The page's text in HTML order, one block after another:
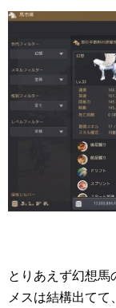
とりあえず幻想馬
メスは結構出てて